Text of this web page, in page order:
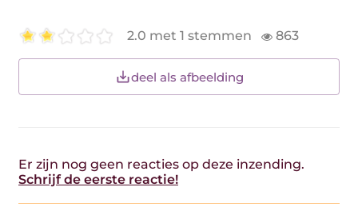
2.0 met 1 stemmen 863
deel als afbeelding
Er zijn nog geen reacties op deze inzending.
Schrijf de eerste reactie!